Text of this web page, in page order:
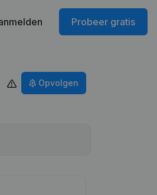
Probeer gratis
Opvolgen